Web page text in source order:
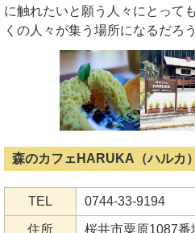
に触れたいと願う人々にとって
くの人々が集う場所になるだろう
森のカフェHARUKA（ハルカ
TEL 0744-33-9194
住所 桜井市粟原1087番